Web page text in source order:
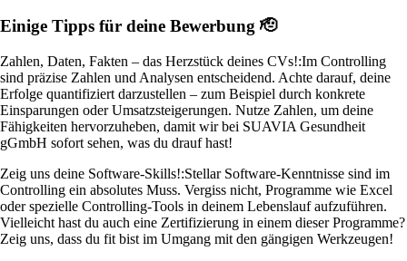
Einige Tipps für deine Bewerbung 🫡
Zahlen, Daten, Fakten – das Herzstück deines CVs!:Im Controlling
sind präzise Zahlen und Analysen entscheidend. Achte darauf, deine
Erfolge quantifiziert darzustellen – zum Beispiel durch konkrete
Einsparungen oder Umsatzsteigerungen. Nutze Zahlen, um deine
Fähigkeiten hervorzuheben, damit wir bei SUAVIA Gesundheit
gGmbH sofort sehen, was du drauf hast!
Zeig uns deine Software-Skills!:Stellar Software-Kenntnisse sind im
Controlling ein absolutes Muss. Vergiss nicht, Programme wie Excel
oder spezielle Controlling-Tools in deinem Lebenslauf aufzuführen.
Vielleicht hast du auch eine Zertifizierung in einem dieser Programme?
Zeig uns, dass du fit bist im Umgang mit den gängigen Werkzeugen!